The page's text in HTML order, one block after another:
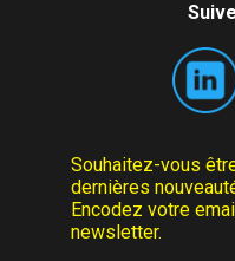
Souhaitez-vous
dernières
Encodez votre
newsletter.